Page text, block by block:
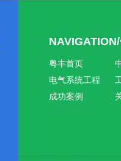
粤丰首页
电气系统工程
成功案例